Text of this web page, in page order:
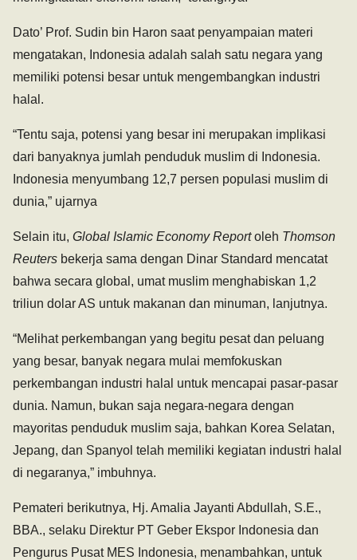
Dato’ Prof. Sudin bin Haron saat penyampaian materi
mengatakan, Indonesia adalah salah satu negara yang
memiliki potensi besar untuk mengembangkan industri
halal.
“Tentu saja, potensi yang besar ini merupakan implikasi
dari banyaknya jumlah penduduk muslim di Indonesia.
Indonesia menyumbang 12,7 persen populasi muslim di
dunia,” ujarnya
Selain itu, Global Islamic Economy Reportoleh Thomson
Reuters bekerja sama dengan Dinar Standard mencatat
bahwa secara global, umat muslim menghabiskan 1,2
triliun dolar AS untuk makanan dan minuman, lanjutnya.
“Melihat perkembangan yang begitu pesat dan peluang
yang besar, banyak negara mulai memfokuskan
perkembangan industri halal untuk mencapai pasar-pasar
dunia. Namun, bukan saja negara-negara dengan
mayoritas penduduk muslim saja, bahkan Korea Selatan,
Jepang, dan Spanyol telah memiliki kegiatan industri halal
di negaranya,” imbuhnya.
Pemateri berikutnya, Hj. Amalia Jayanti Abdullah, S.E.,
BBA., selaku Direktur PT Geber Ekspor Indonesia dan
Pengurus Pusat MES Indonesia, menambahkan, untuk